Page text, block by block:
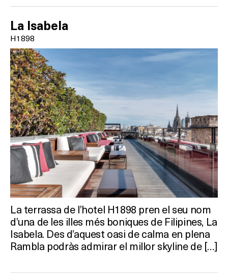
La Isabela
H1898
La terrassa de l’hotel H1898 pren el seu nom
d’una de les illes més boniques de Filipines, La
Isabela. Des d’aquest oasi de calma en plena
Rambla podràs admirar el millor skyline de […]